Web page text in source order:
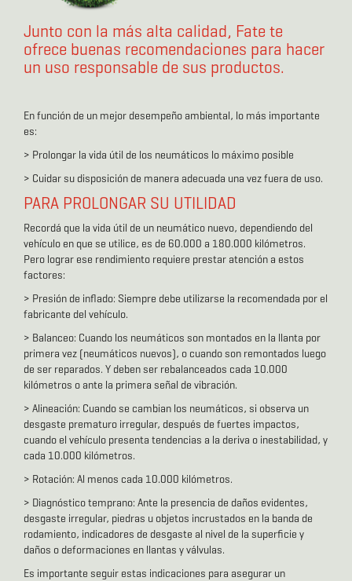
Junto con la más alta calidad, Fate te
ofrece buenas recomendaciones para hacer
un uso responsable de sus productos.
En función de un mejor desempeño ambiental, lo más importante
es:
> Prolongar la vida útil de los neumáticos lo máximo posible
> Cuidar su disposición de manera adecuada una vez fuera de uso.
PARA PROLONGAR SU UTILIDAD
Recordá que la vida útil de un neumático nuevo, dependiendo del
vehículo en que se utilice, es de 60.000 a 180.000 kilómetros.
Pero lograr ese rendimiento requiere prestar atención a estos
factores:
> Presión de inflado: Siempre debe utilizarse la recomendada por el
fabricante del vehículo.
> Balanceo: Cuando los neumáticos son montados en la llanta por
primera vez (neumáticos nuevos), o cuando son remontados luego
de ser reparados. Y deben ser rebalanceados cada 10.000
kilómetros o ante la primera señal de vibración.
> Alineación: Cuando se cambian los neumáticos, si observa un
desgaste prematuro irregular, después de fuertes impactos,
cuando el vehículo presenta tendencias a la deriva o inestabilidad, y
cada 10.000 kilómetros.
> Rotación: Al menos cada 10.000 kilómetros.
> Diagnóstico temprano: Ante la presencia de daños evidentes,
desgaste irregular, piedras u objetos incrustados en la banda de
rodamiento, indicadores de desgaste al nivel de la superficie y
daños o deformaciones en llantas y válvulas.
Es importante seguir estas indicaciones para asegurar un